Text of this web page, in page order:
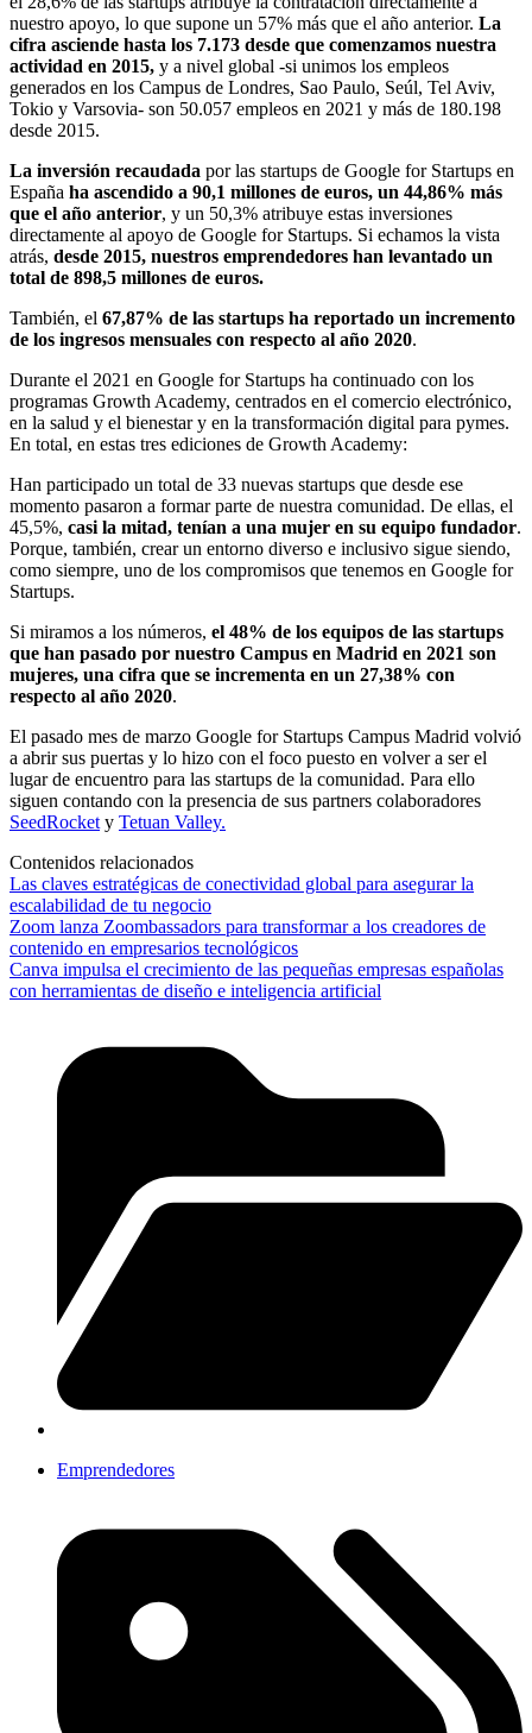
nuestro apoyo, lo que supone un 57% más que el año anterior. La
cifra asciende hasta los 7.173 desde que comenzamos nuestra
actividad en 2015, y a nivel global -si unimos los empleos
generados en los Campus de Londres, Sao Paulo, Seúl, Tel Aviv,
Tokio y Varsovia- son 50.057 empleos en 2021 y más de 180.198
desde 2015.
La inversión recaudada por las startups de Google for Startups en
España ha ascendido a 90,1 millones de euros, un 44,86% más
que el año anterior, y un 50,3% atribuye estas inversiones
directamente al apoyo de Google for Startups. Si echamos la vista
atrás, desde 2015, nuestros emprendedores han levantado un
total de 898,5 millones de euros.
También, el 67,87% de las startups ha reportado un incremento
de los ingresos mensuales con respecto al año 2020.
Durante el 2021 en Google for Startups ha continuado con los
programas Growth Academy, centrados en el comercio electrónico,
en la salud y el bienestar y en la transformación digital para pymes.
En total, en estas tres ediciones de Growth Academy:
Han participado un total de 33 nuevas startups que desde ese
momento pasaron a formar parte de nuestra comunidad. De ellas, el
45,5%, casi la mitad, tenían a una mujer en su equipo fundador.
Porque, también, crear un entorno diverso e inclusivo sigue siendo,
como siempre, uno de los compromisos que tenemos en Google for
Startups.
Si miramos a los números, el 48% de los equipos de las startups
que han pasado por nuestro Campus en Madrid en 2021 son
mujeres, una cifra que se incrementa en un 27,38% con
respecto al año 2020.
El pasado mes de marzo Google for Startups Campus Madrid volvió
a abrir sus puertas y lo hizo con el foco puesto en volver a ser el
lugar de encuentro para las startups de la comunidad. Para ello
siguen contando con la presencia de sus partners colaboradores
SeedRockety Tetuan Valley.
Contenidos relacionados
Las claves estratégicas de conectividad global para asegurar la
escalabilidad de tu negocio
Zoom lanza Zoombassadors para transformar a los creadores de
contenido en empresarios tecnológicos
Canva impulsa el crecimiento de las pequeñas empresas españolas
con herramientas de diseño e inteligencia artificial
Emprendedores